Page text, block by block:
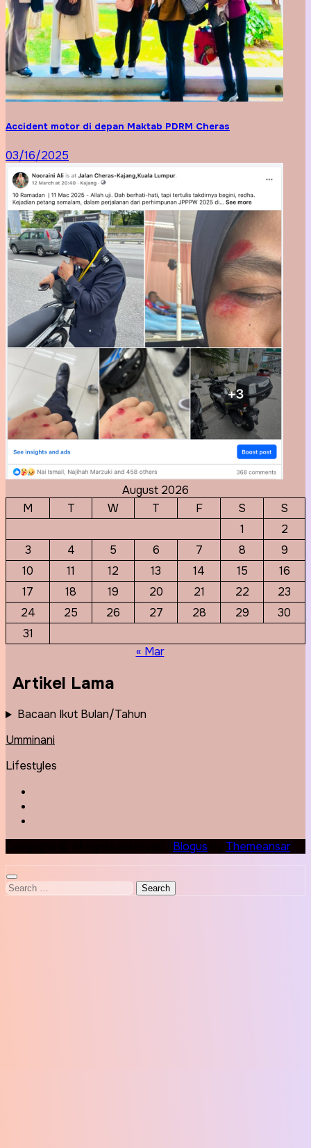
Accident motor di depan Maktab PDRM Cheras
03/16/2025
August 2026
M
T W T F S
S
1
2
3
4 5 6 7 8
9
10
11 12 13 14 15
16
17
18 19 20 21 22
23
24
25 26 27 28 29
30
31
« Mar
Artikel Lama
Bacaan Ikut Bulan/Tahun
Umminani
Lifestyles
Blogus Themeansar.
Search